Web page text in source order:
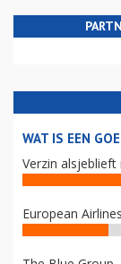
WAT IS EEN
Verzin alsjeblieft
European